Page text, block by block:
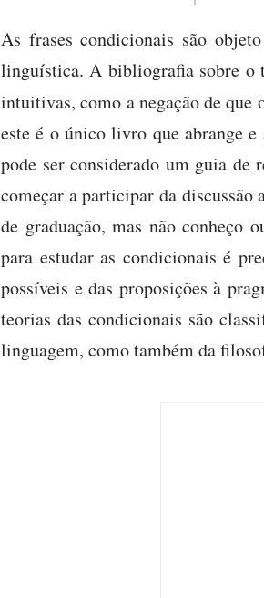
As frases condicionais são
linguística. A bibliografia sobre o
intuitivas, como a negação de que
este é o único livro que abrange
pode ser considerado um guia de
começar a participar da
de graduação, mas não conheço
para estudar as condicionais é
possíveis e das proposições à
teorias das condicionais são
linguagem, como também da